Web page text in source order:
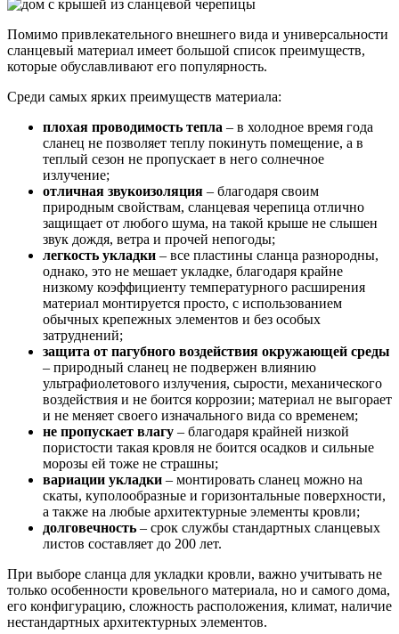
Помимо привлекательного внешнего вида и универсальности
сланцевый материал имеет большой список преимуществ,
которые обуславливают его популярность.
Среди самых ярких преимуществ материала:
плохая проводимость тепла – в холодное время года
сланец не позволяет теплу покинуть помещение, а в
теплый сезон не пропускает в него солнечное
излучение;
отличная звукоизоляция – благодаря своим
природным свойствам, сланцевая черепица отлично
защищает от любого шума, на такой крыше не слышен
звук дождя, ветра и прочей непогоды;
легкость укладки – все пластины сланца разнородны,
однако, это не мешает укладке, благодаря крайне
низкому коэффициенту температурного расширения
материал монтируется просто, с использованием
обычных крепежных элементов и без особых
затруднений;
защита от пагубного воздействия окружающей среды
– природный сланец не подвержен влиянию
ультрафиолетового излучения, сырости, механического
воздействия и не боится коррозии; материал не выгорает
и не меняет своего изначального вида со временем;
не пропускает влагу – благодаря крайней низкой
пористости такая кровля не боится осадков и сильные
морозы ей тоже не страшны;
вариации укладки – монтировать сланец можно на
скаты, куполообразные и горизонтальные поверхности,
а также на любые архитектурные элементы кровли;
долговечность – срок службы стандартных сланцевых
листов составляет до 200 лет.
При выборе сланца для укладки кровли, важно учитывать не
только особенности кровельного материала, но и самого дома,
его конфигурацию, сложность расположения, климат, наличие
нестандартных архитектурных элементов.